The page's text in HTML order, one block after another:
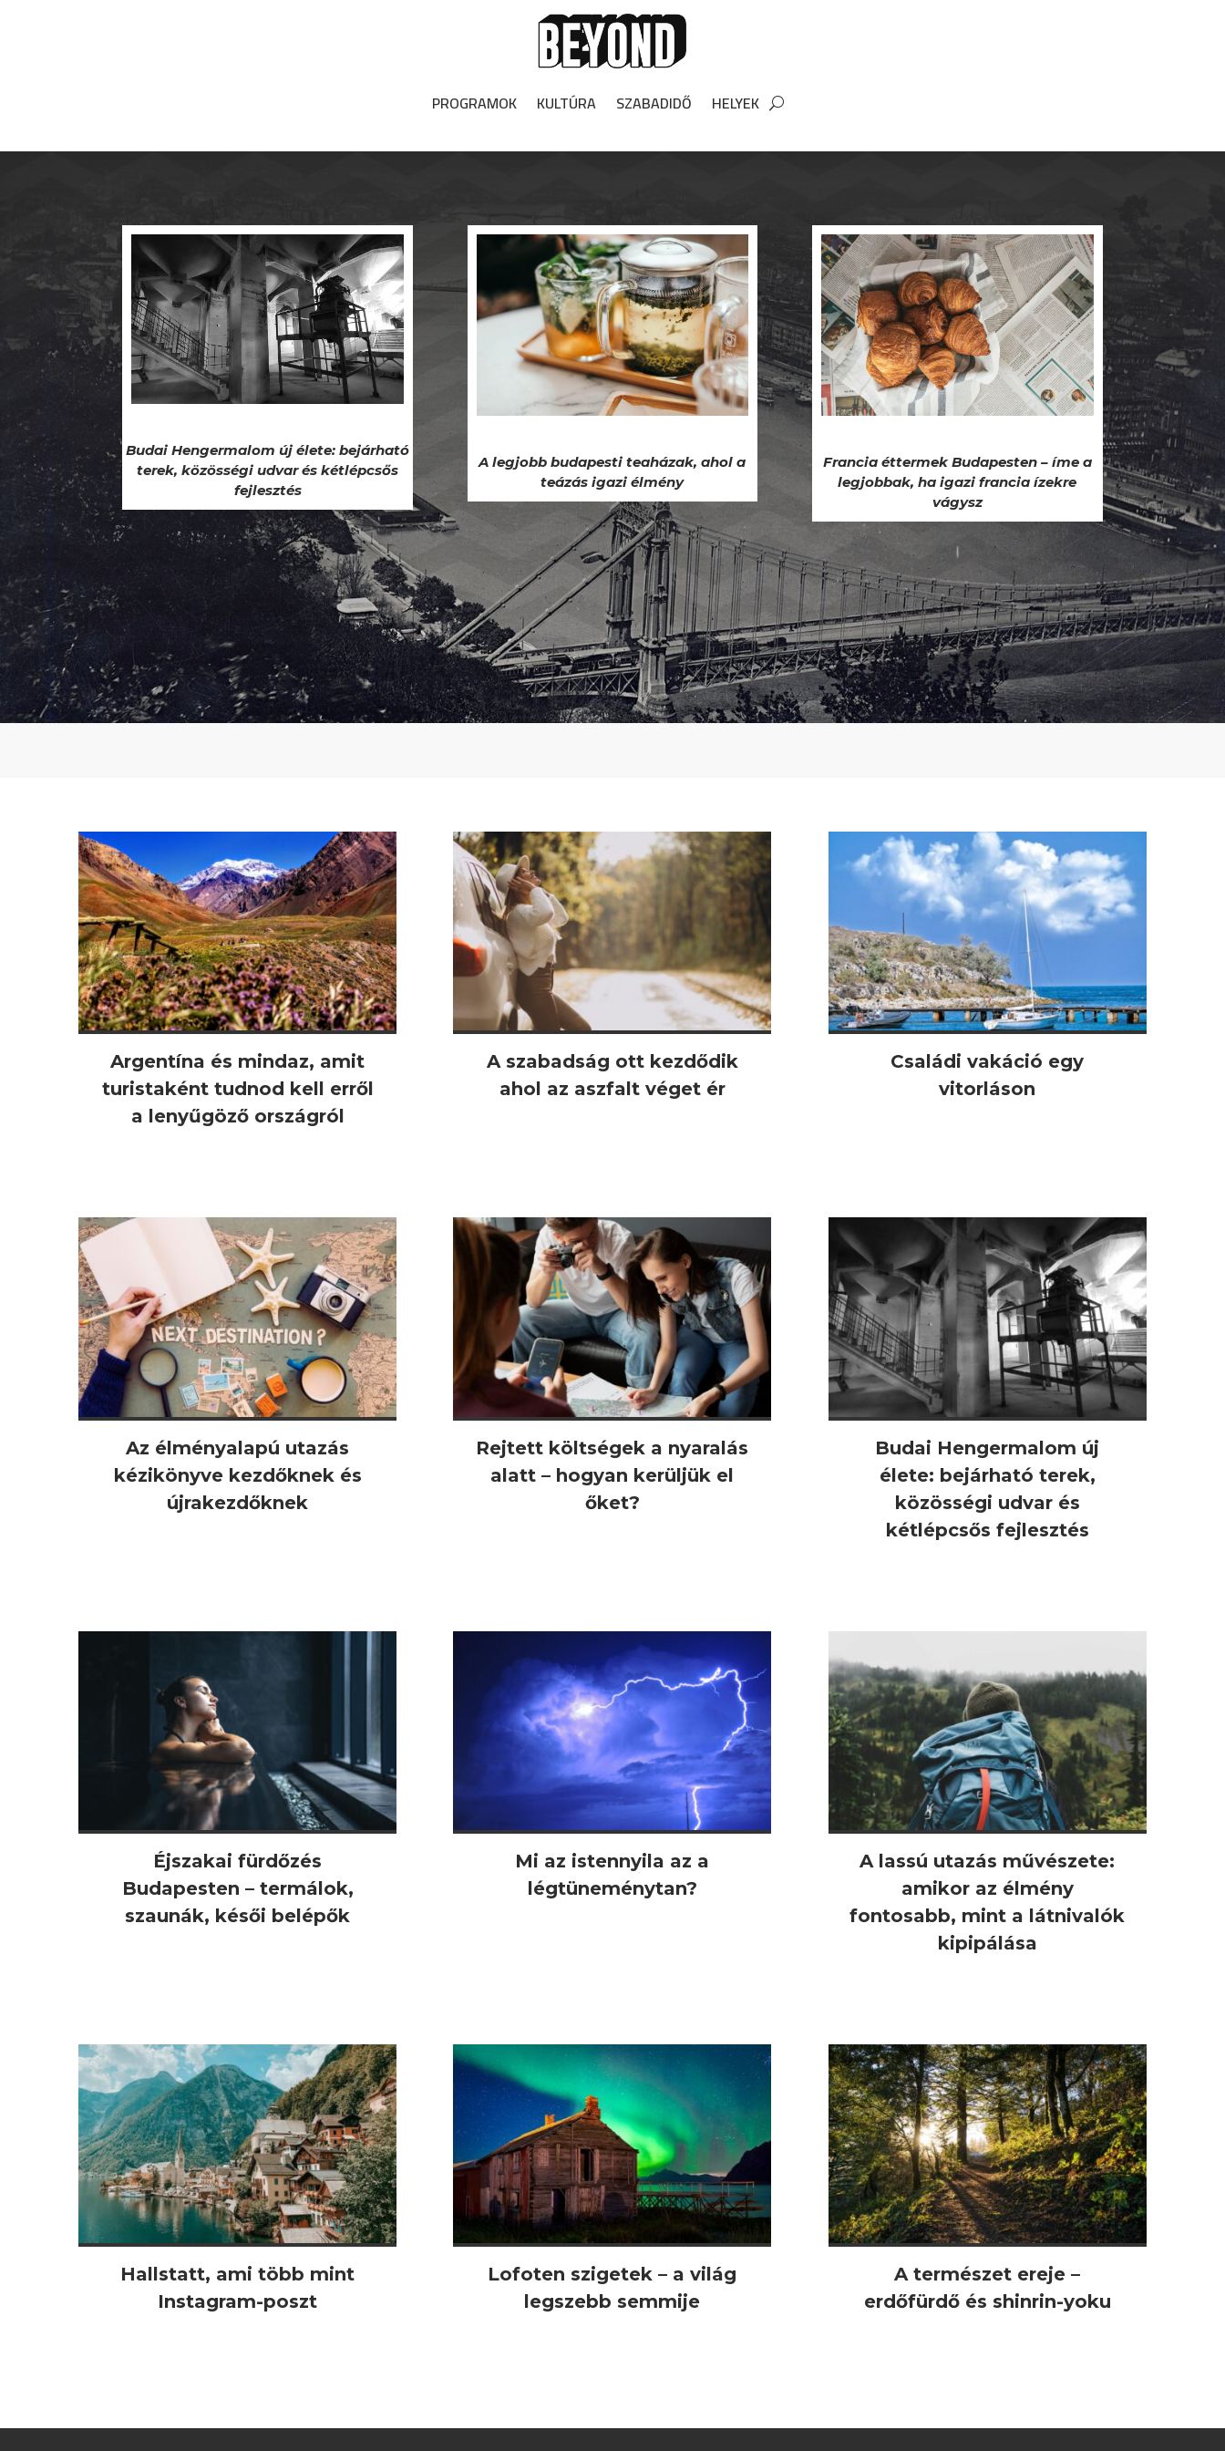
PROGRAMOK KULTÚRA SZABADIDŐ HELYEK
Budai Hengermalom új élete: bejárható
terek, közösségi udvar és kétlépcsős
fejlesztés
A legjobb budapesti teaházak, ahol a
teázás igazi élmény
Francia éttermek Budapesten – íme a
legjobbak, ha igazi francia ízekre
vágysz
Argentína és mindaz, amit
turistaként tudnod kell erről
a lenyűgöző országról
A szabadság ott kezdődik
ahol az aszfalt véget ér
Családi vakáció egy
vitorláson
Az élményalapú utazás
kézikönyve kezdőknek és
újrakezdőknek
Rejtett költségek a nyaralás
alatt – hogyan kerüljük el
őket?
Budai Hengermalom új
élete: bejárható terek,
közösségi udvar és
kétlépcsős fejlesztés
Éjszakai fürdőzés
Budapesten – termálok,
szaunák, késői belépők
Mi az istennyila az a
légtüneménytan?
A lassú utazás művészete:
amikor az élmény
fontosabb, mint a látnivalók
kipipálása
Hallstatt, ami több mint
Instagram-poszt
Lofoten szigetek – a világ
legszebb semmije
A természet ereje –
erdőfürdő és shinrin-yoku